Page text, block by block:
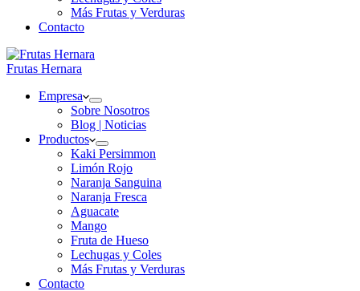
Más Frutas y Verduras
Contacto
Frutas Hernara
Empresa
Sobre Nosotros
Blog | Noticias
Productos
Kaki Persimmon
Limón Rojo
Naranja Sanguina
Naranja Fresca
Aguacate
Mango
Fruta de Hueso
Lechugas y Coles
Más Frutas y Verduras
Contacto